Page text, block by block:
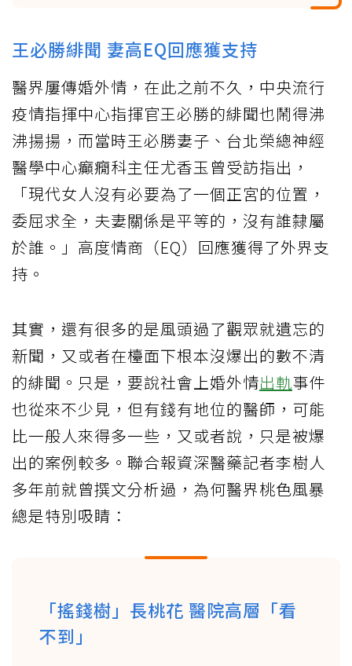
王必勝緋聞 妻高EQ回應獲支持
醫界屢傳婚外情，在此之前不久，中央流行
疫情指揮中心指揮官王必勝的緋聞也鬧得沸
沸揚揚，而當時王必勝妻子、台北榮總神經
醫學中心癲癇科主任尤香玉曾受訪指出，
「現代女人沒有必要為了一個正宮的位置，
委屈求全，夫妻關係是平等的，沒有誰隸屬
於誰。」高度情商（EQ）回應獲得了外界支
持。
其實，還有很多的是風頭過了觀眾就遺忘的
新聞，又或者在檯面下根本沒爆出的數不清
的緋聞。只是，要說社會上婚外情出軌事件
也從來不少見，但有錢有地位的醫師，可能
比一般人來得多一些，又或者說，只是被爆
出的案例較多。聯合報資深醫藥記者李樹人
多年前就曾撰文分析過，為何醫界桃色風暴
總是特別吸睛：
「搖錢樹」長桃花 醫院高層「看
不到」